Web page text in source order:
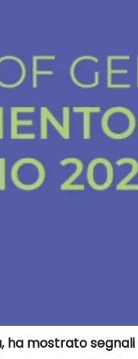
ha mostrato